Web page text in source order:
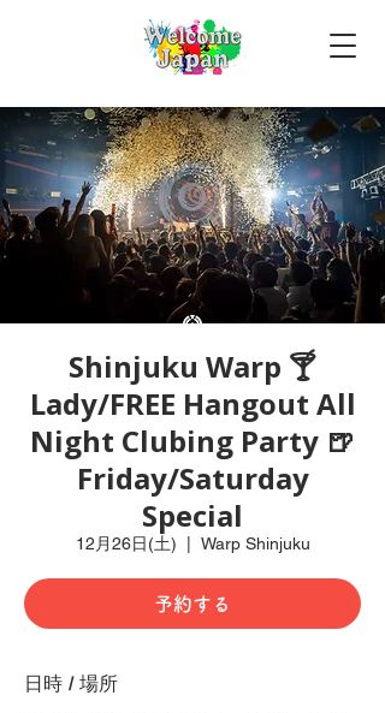
Shinjuku Warp 🍸
Lady/FREE Hangout All
Night Clubing Party 🍺
Friday/Saturday
Special
12月26日(土) Warp Shinjuku
予約する
日時 / 場所